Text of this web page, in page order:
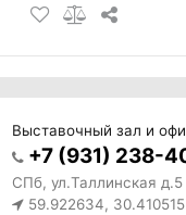
Выставочный зал и
+7 (931) 238-
СПб, ул.Таллинская
59.922634, 30.410515